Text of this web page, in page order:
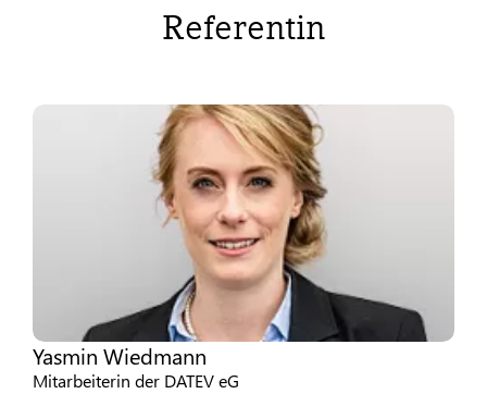
Referentin
Yasmin Wiedmann
Mitarbeiterin der DATEV eG